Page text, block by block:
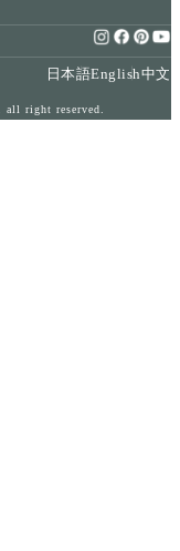
日本語English中文
all right reserved.